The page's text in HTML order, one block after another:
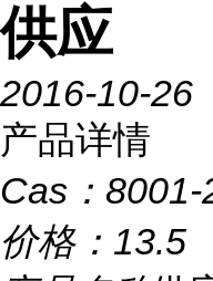
供应
2016-10-26
产品详情
Cas： 8001-
价格： 13.5